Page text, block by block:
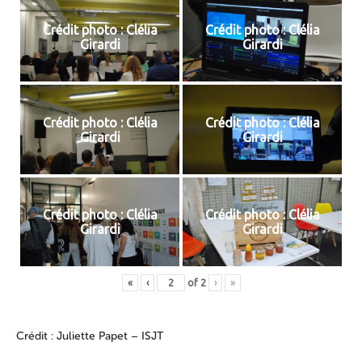
Crédit photo : Clélia
Girardi
Crédit photo : Clélia
Girardi
Crédit photo : Clélia
Girardi
Crédit photo : Clélia
Girardi
Crédit photo : Clélia
Girardi
Crédit photo : Clélia
Girardi
« ‹ of 2 › »
Crédit : Juliette Papet – ISJT